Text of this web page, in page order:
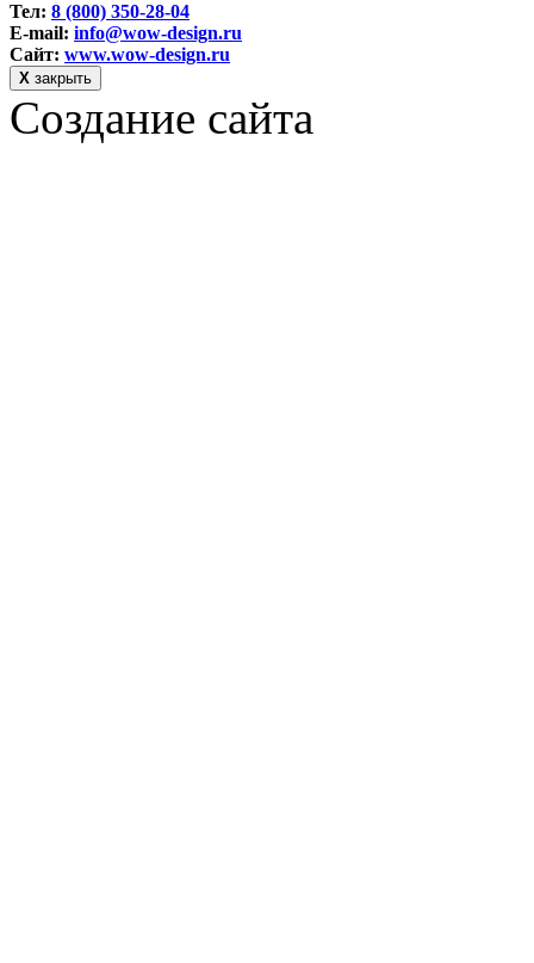
Тел: 8 (800) 350-28-04
E-mail: info@wow-design.ru
Сайт: www.wow-design.ru
Х закрыть
Создание сайта